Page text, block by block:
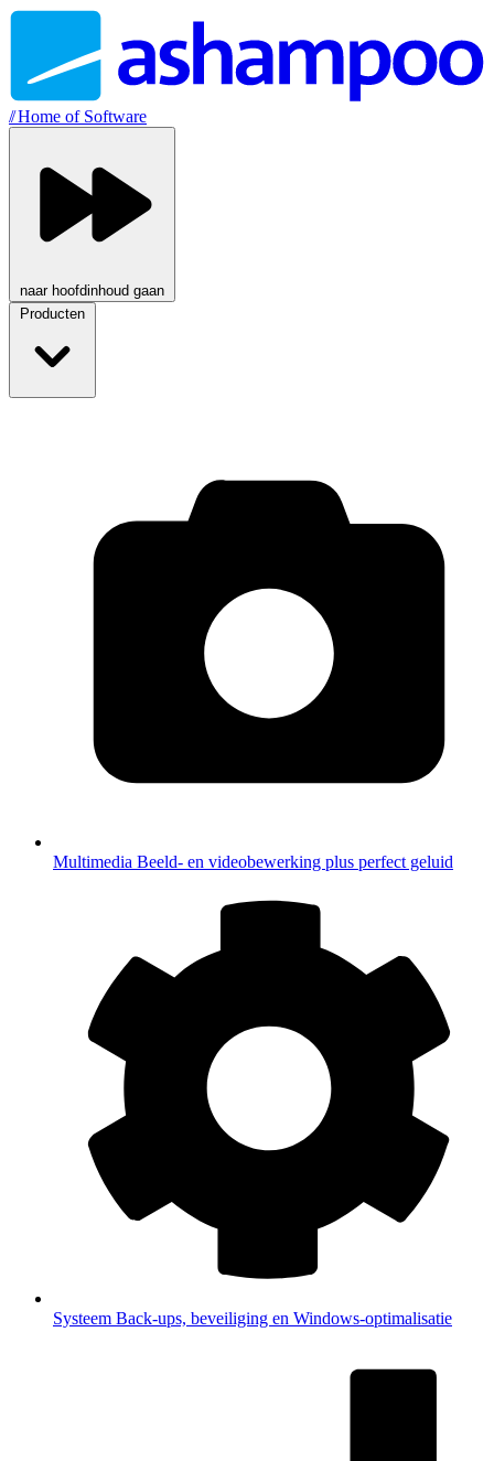
//Home of Software
naar hoofdinhoud gaan
Producten
Multimedia Beeld- en videobewerking plus perfect geluid
Systeem Back-ups, beveiliging en Windows-optimalisatie